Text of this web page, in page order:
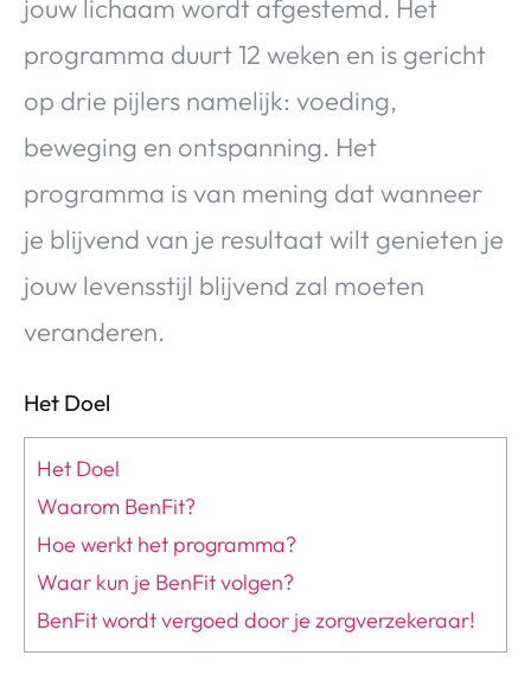
jouw lichaam wordt afgestemd. Het
programma duurt 12 weken en is gericht
op drie pijlers namelijk: voeding,
beweging en ontspanning. Het
programma is van mening dat wanneer
je blijvend van je resultaat wilt genieten je
jouw levensstijl blijvend zal moeten
veranderen.
Het Doel
Het Doel
Waarom BenFit?
Hoe werkt het programma?
Waar kun je BenFit volgen?
BenFit wordt vergoed door je zorgverzekeraar!